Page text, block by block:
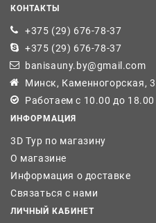
КОНТАКТЫ
+375 (29) 676-78-37
+375 (29) 676-78-37
banisauny.by@gmail.com
Минск, Каменногорская, 3
Работаем с 10.00 до 18.00
ИНФОРМАЦИЯ
3D Тур по магазину
О магазине
Информация о доставке
Связаться с нами
ЛИЧНЫЙ КАБИНЕТ